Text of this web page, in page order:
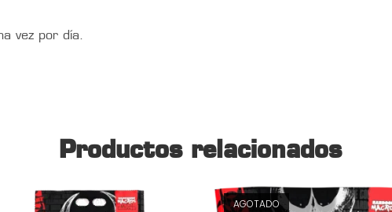
vez por día.
Productos relacionados
AGOTADO